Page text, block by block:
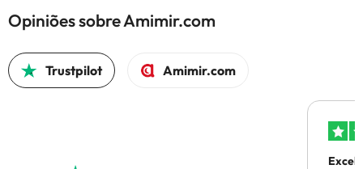
Opiniões sobre Amimir.com
Trustpilot Amimir.com